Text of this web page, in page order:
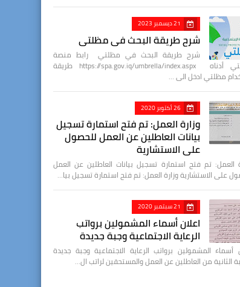
21 ديسمبر 2023
شرح طريقة البحث في مظلتي
شرح طريقة البحث في مظلتي رابط منصة
مظلتي أدناه https://spa.gov.iq/umbrella/index.aspx طريقة
مظلتي ادخل الى …
26 أكتوبر 2020
وزارة العمل: تم فتح استمارة تسجيل
بيانات العاطلين عن العمل للحصول
على الاستشارية
العمل: تم فتح استمارة تسجيل بيانات العاطلين عن العمل
على الاستشارية وزارة العمل: تم فتح استمارة تسجيل بيا…
21 سبتمبر 2020
اعلان أسماء المشمولين برواتب
الرعاية الاجتماعية وجبة جديدة
أسماء المشمولين برواتب الرعاية الاجتماعية وجبة جديدة
الثانية من العاطلين عن العمل والمستحقين لراتب ال…